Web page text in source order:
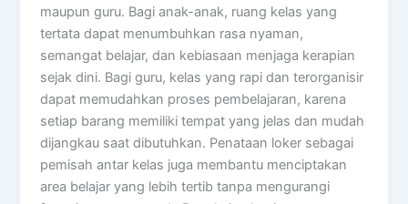
maupun guru. Bagi anak-anak, ruang kelas yang
tertata dapat menumbuhkan rasa nyaman,
semangat belajar, dan kebiasaan menjaga kerapian
sejak dini. Bagi guru, kelas yang rapi dan terorganisir
dapat memudahkan proses pembelajaran, karena
setiap barang memiliki tempat yang jelas dan mudah
dijangkau saat dibutuhkan. Penataan loker sebagai
pemisah antar kelas juga membantu menciptakan
area belajar yang lebih tertib tanpa mengurangi